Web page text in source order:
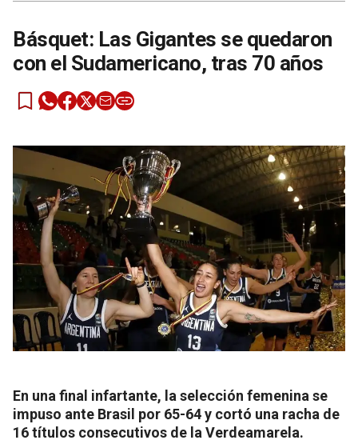
Básquet: Las Gigantes se quedaron
con el Sudamericano, tras 70 años
En una final infartante, la selección femenina se
impuso ante Brasil por 65-64 y cortó una racha de
16 títulos consecutivos de la Verdeamarela.